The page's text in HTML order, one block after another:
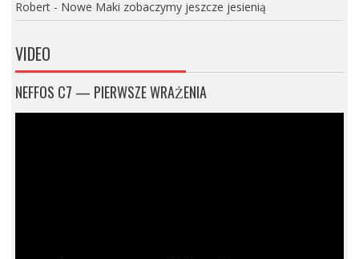
Robert- Nowe Maki zobaczymy jeszcze jesienią
VIDEO
NEFFOS C7 — PIERWSZE WRAŻENIA